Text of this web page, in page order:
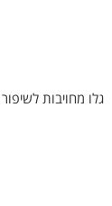
גלו מחויבות